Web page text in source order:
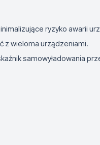
ryzyko awarii
z wieloma urządzeniami.
samowyładowania